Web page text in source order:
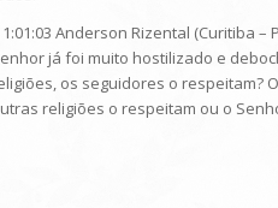
1:01:03 Anderson Rizental (Curitiba
já foi muito hostilizado e
os seguidores o respeitam?
religiões o respeitam ou o